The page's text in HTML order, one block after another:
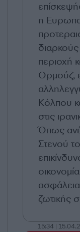
η
περιοχή
Ορμούζ,
Κόλπου
στις
Όπως
Στενού
ζωτικής
15:34 |